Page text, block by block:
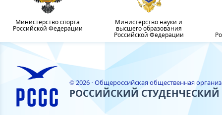
Министерство спорта
Российской Федерации
Министерство науки и
высшего образования
Российской Федерации
© 2026 · Общероссийская общественная
РОССИЙСКИЙ